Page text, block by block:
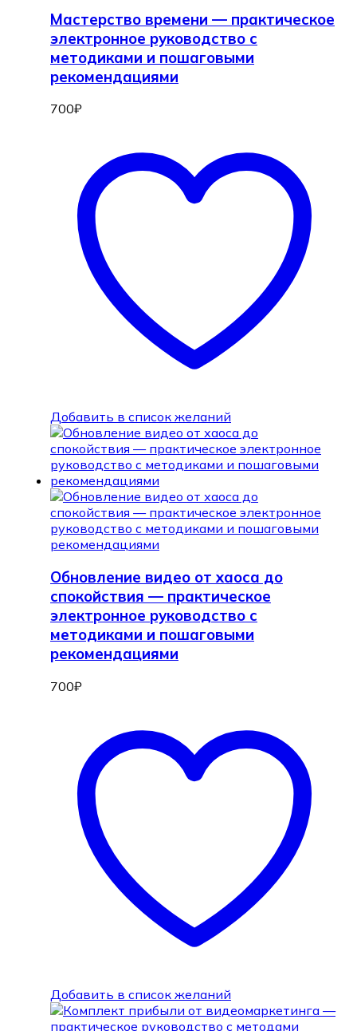
Мастерство времени — практическое
электронное руководство с
методиками и пошаговыми
рекомендациями
700₽
Добавить в список желаний
Обновление видео от хаоса до
спокойствия — практическое
электронное руководство с
методиками и пошаговыми
рекомендациями
700₽
Добавить в список желаний